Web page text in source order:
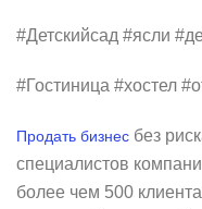
#Детскийсад #ясли
#Гостиница #хостел
Продать бизнес без
специалистов
более чем 500